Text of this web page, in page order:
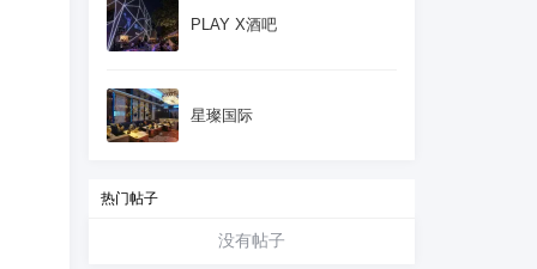
PLAY X酒吧
星璨国际
热门帖子
没有帖子